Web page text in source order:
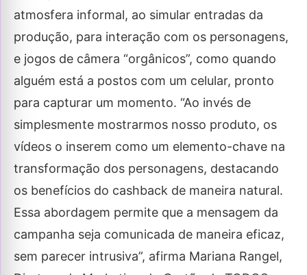
atmosfera informal, ao simular entradas da
produção, para interação com os personagens,
e jogos de câmera “orgânicos”, como quando
alguém está a postos com um celular, pronto
para capturar um momento. “Ao invés de
simplesmente mostrarmos nosso produto, os
vídeos o inserem como um elemento-chave na
transformação dos personagens, destacando
os benefícios do cashback de maneira natural.
Essa abordagem permite que a mensagem da
campanha seja comunicada de maneira eficaz,
sem parecer intrusiva”, afirma Mariana Rangel,